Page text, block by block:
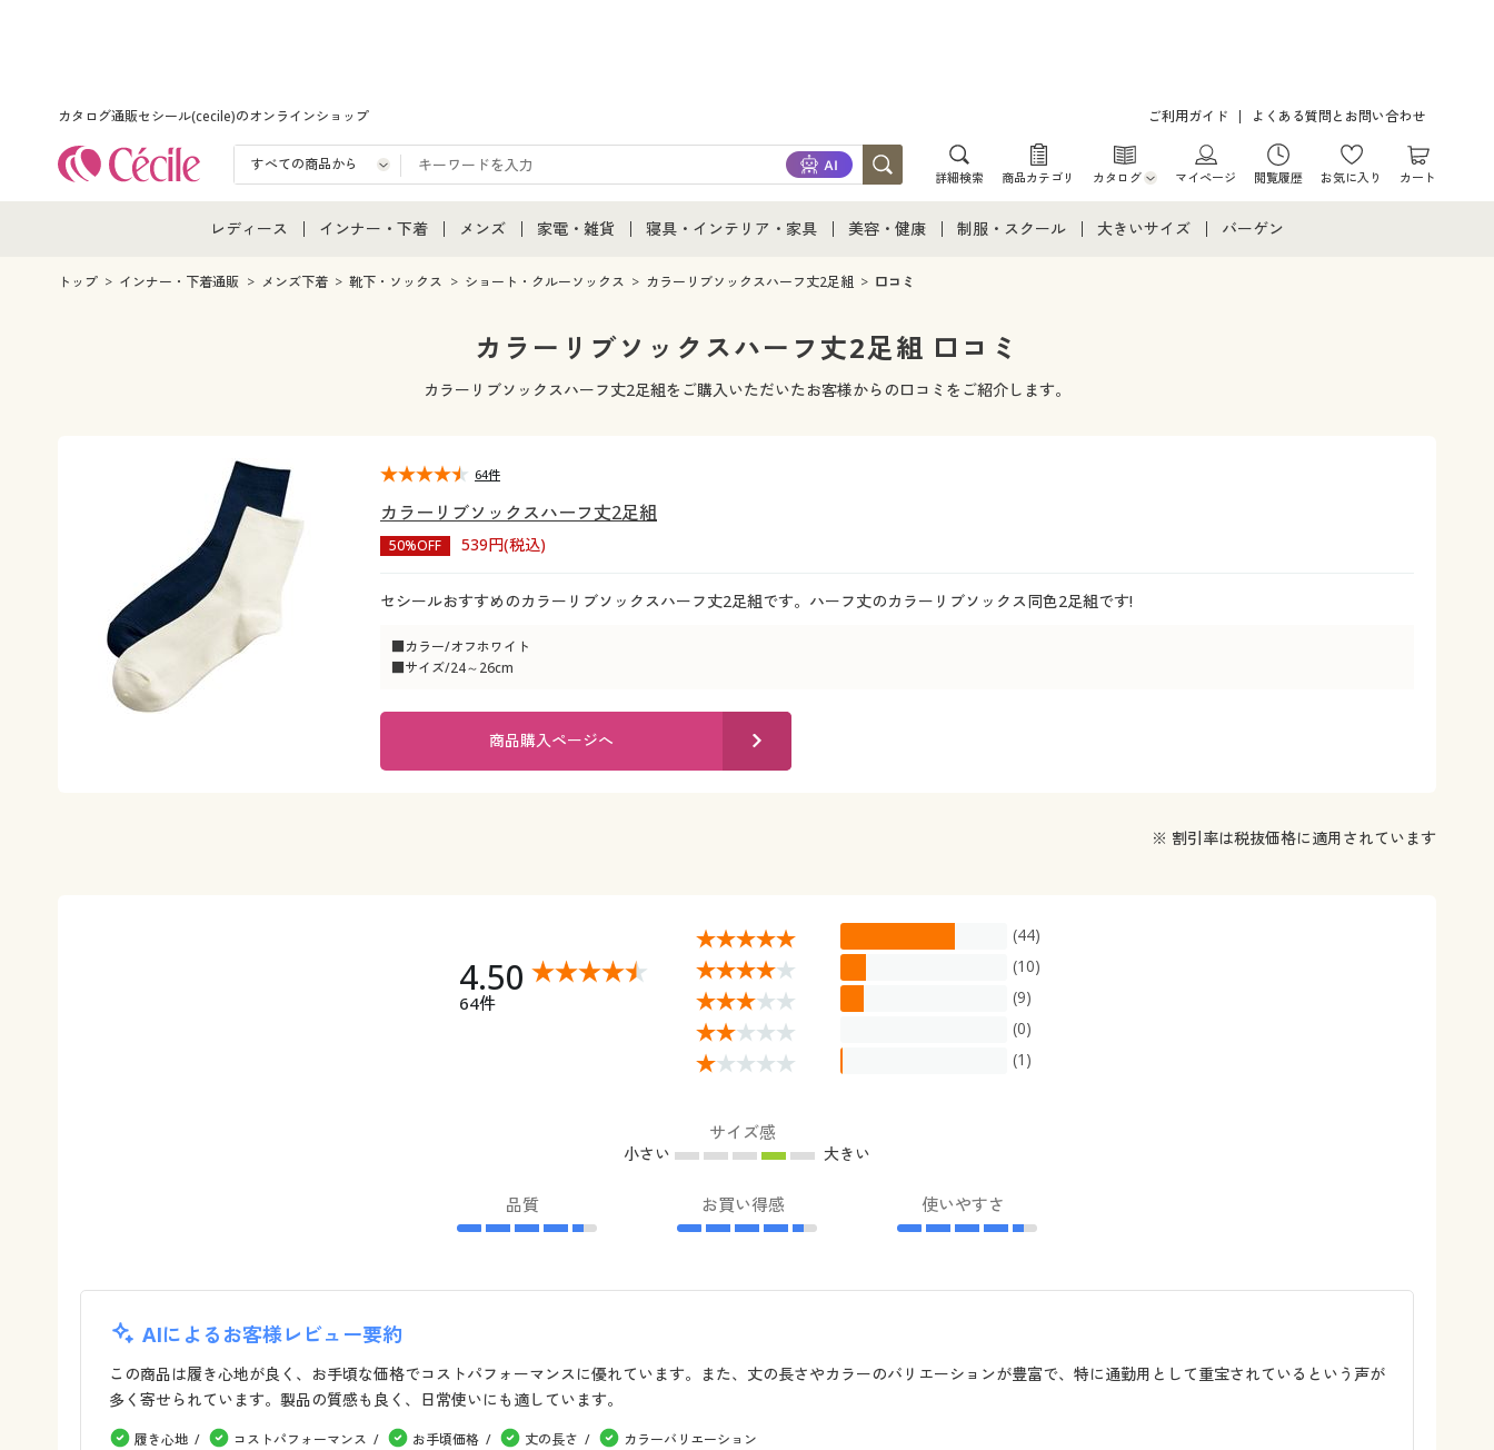
カタログ通販セシール(cecile)のオンラインショップ ご利用ガイド よくある質問とお問い合わせ
詳細検索 商品カテゴリ カタログ
カタログ・チラシからのご注文
マイページ 閲覧履歴 お気に入り カート
レディース
レディース通販すべて
インナー・下着
インナー・下着通販すべて
メンズ
メンズ通販すべて
メンズファッション
メンズ下着
家電・雑貨
家電・雑貨すべて
キッチン・雑貨・日用品
寝具・インテリア・家具
寝具・インテリア・家具通販すべて
家具・収納
寝具・ベッド
美容・健康
美容・健康通販すべて
美容・健康・サプリメント
制服・スクール
制服・学生服
ジュニア・ティーンズ下着
大きいサイズ バーゲン
トップ インナー・下着通販 メンズ下着 靴下・ソックス ショート・クルーソックス カラーリブソックスハーフ丈2足組 口コミ
カラーリブソックスハーフ丈2足組 口コミ
カラーリブソックスハーフ丈2足組をご購入いただいたお客様からの口コミをご紹介します。
カラーリブソックスハーフ丈2足組
50%OFF 539円(税込)
セシールおすすめのカラーリブソックスハーフ丈2足組です。ハーフ丈のカラーリブソックス同色2足組です!
■カラー/オフホワイト
■サイズ/24～26cm
64件
商品購入ページへ
※ 割引率は税抜価格に適用されています
4.50
64件
(44)
(10)
(9)
(0)
(1)
サイズ感
小さい 大きい
品質 お買い得感 使いやすさ
AIによるお客様レビュー要約
この商品は履き心地が良く、お手頃な価格でコストパフォーマンスに優れています。また、丈の長さやカラーのバリエーションが豊富で、特に通勤用として重宝されているという声が
多く寄せられています。製品の質感も良く、日常使いにも適しています。
履き心地 コストパフォーマンス お手頃価格 丈の長さ
カラーバリエーション